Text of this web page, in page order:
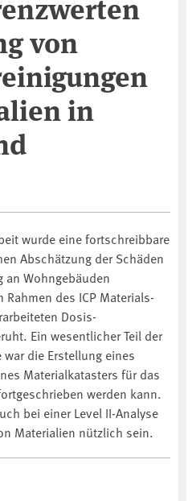
von
in
wurde eine fortschreibbare
Abschätzung der Schäden
Wohngebäuden
des ICP Materials-
Dosis-
Ein wesentlicher Teil der
die Erstellung eines
Materialkatasters für das
werden kann.
bei einer Level II-Analyse
Materialien nützlich sein.